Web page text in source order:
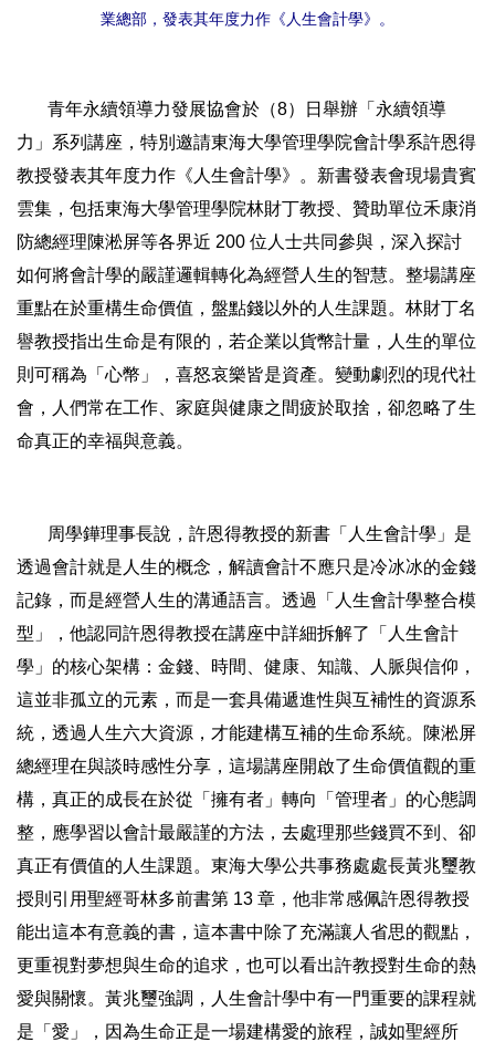
業總部，發表其年度力作《人生會計學》。
青年永續領導力發展協會於（8）日舉辦「永續領導
力」系列講座，特別邀請東海大學管理學院會計學系許恩得
教授發表其年度力作《人生會計學》。新書發表會現場貴賓
雲集，包括東海大學管理學院林財丁教授、贊助單位禾康消
防總經理陳淞屏等各界近 200 位人士共同參與，深入探討
如何將會計學的嚴謹邏輯轉化為經營人生的智慧。整場講座
重點在於重構生命價值，盤點錢以外的人生課題。林財丁名
譽教授指出生命是有限的，若企業以貨幣計量，人生的單位
則可稱為「心幣」，喜怒哀樂皆是資產。變動劇烈的現代社
會，人們常在工作、家庭與健康之間疲於取捨，卻忽略了生
命真正的幸福與意義。
周學鏵理事長說，許恩得教授的新書「人生會計學」是
透過會計就是人生的概念，解讀會計不應只是冷冰冰的金錢
記錄，而是經營人生的溝通語言。透過「人生會計學整合模
型」，他認同許恩得教授在講座中詳細拆解了「人生會計
學」的核心架構：金錢、時間、健康、知識、人脈與信仰，
這並非孤立的元素，而是一套具備遞進性與互補性的資源系
統，透過人生六大資源，才能建構互補的生命系統。陳淞屏
總經理在與談時感性分享，這場講座開啟了生命價值觀的重
構，真正的成長在於從「擁有者」轉向「管理者」的心態調
整，應學習以會計最嚴謹的方法，去處理那些錢買不到、卻
真正有價值的人生課題。東海大學公共事務處處長黃兆璽教
授則引用聖經哥林多前書第 13 章，他非常感佩許恩得教授
能出這本有意義的書，這本書中除了充滿讓人省思的觀點，
更重視對夢想與生命的追求，也可以看出許教授對生命的熱
愛與關懷。黃兆璽強調，人生會計學中有一門重要的課程就
是「愛」，因為生命正是一場建構愛的旅程，誠如聖經所